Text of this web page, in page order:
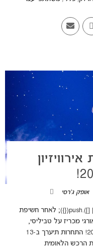
אופק ג'רסי
(adsbygoogle = window.adsbygoogle || []).push({}); לאחר חשיפת
מכריז על טביליסי,
בירת גאורגיה כמארחת אירוויזיון הילדים 2025! התחרות תיערך ב-13
הרכש הלאומית